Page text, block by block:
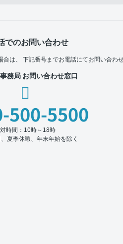
でのお問い合わせ
は、 下記番号までお電話にてお問い合わせ
務局 お問い合わせ窓口
500-5500
時間：10時～18時
夏季休暇、年末年始を除く